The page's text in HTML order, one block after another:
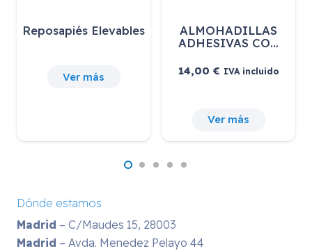
Reposapiés Elevables
Ver más
ALMOHADILLAS
ADHESIVAS CO…
14,00€ IVA incluido
Ver más
Dónde estamos
Madrid – C/Maudes 15, 28003
Madrid – Avda. Menedez Pelayo 44